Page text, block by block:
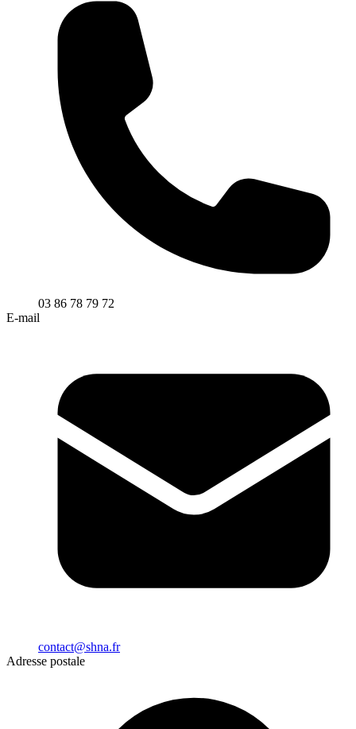
03 86 78 79 72
E-mail
contact@shna.fr
Adresse postale